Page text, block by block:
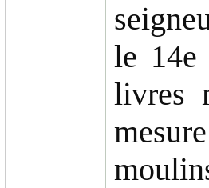
le
livres